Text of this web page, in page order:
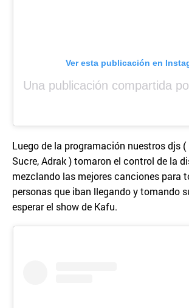
Ver esta publicación en
Luego de la programación nuestros djs (
Sucre, Adrak ) tomaron el control de la
mezclando las mejores canciones para
personas que iban llegando y tomando
esperar el show de Kafu.